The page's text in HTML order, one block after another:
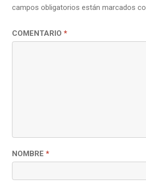
campos obligatorios están marcados
COMENTARIO *
NOMBRE *